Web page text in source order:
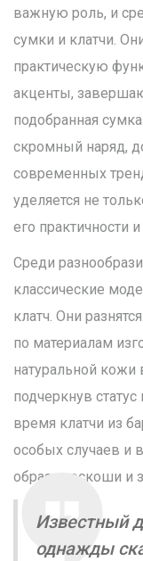
важную роль, и
сумки и клатчи.
практическую
акценты,
подобранная
скромный наряд,
современных
уделяется не
его практичности
Среди
классические
клатч. Они
по материалам
натуральной кожи
подчеркнув
время клатчи из
особых случаев и
образу роскоши и
Известный
однажды